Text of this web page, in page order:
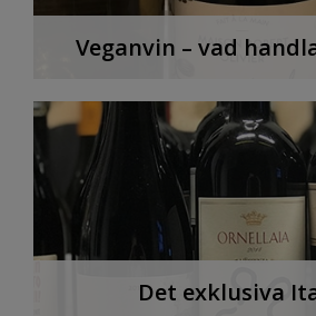
Veganvin – vad
Det exklusiva